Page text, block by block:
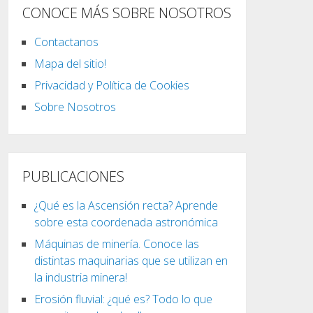
CONOCE MÁS SOBRE NOSOTROS
Contactanos
Mapa del sitio!
Privacidad y Política de Cookies
Sobre Nosotros
PUBLICACIONES
¿Qué es la Ascensión recta? Aprende
sobre esta coordenada astronómica
Máquinas de minería. Conoce las
distintas maquinarias que se utilizan en
la industria minera!
Erosión fluvial: ¿qué es? Todo lo que